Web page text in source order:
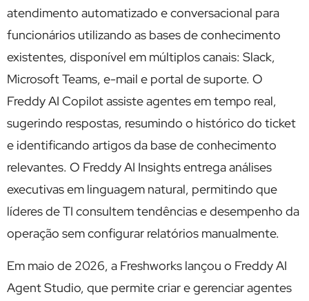
atendimento automatizado e conversacional para
funcionários utilizando as bases de conhecimento
existentes, disponível em múltiplos canais: Slack,
Microsoft Teams, e-mail e portal de suporte. O
Freddy AI Copilot assiste agentes em tempo real,
sugerindo respostas, resumindo o histórico do ticket
e identificando artigos da base de conhecimento
relevantes. O Freddy AI Insights entrega análises
executivas em linguagem natural, permitindo que
líderes de TI consultem tendências e desempenho da
operação sem configurar relatórios manualmente.
Em maio de 2026, a Freshworks lançou o Freddy AI
Agent Studio, que permite criar e gerenciar agentes